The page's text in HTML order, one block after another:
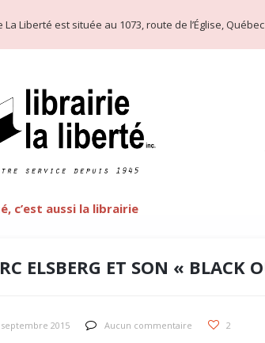
La Liberté est située au 1073, route de l’Église,
c’est aussi la librairie
ELSBERG ET SON « BLACK
septembre 2015 Aucun commentaire 2